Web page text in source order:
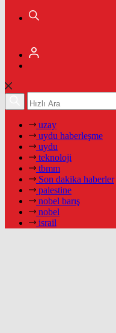
uzay
uydu haberleşme
uydu
teknoloji
tbmm
Son dakika haberler
palestine
nobel barış
nobel
israil